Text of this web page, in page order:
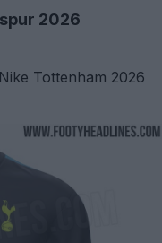
2026
Tottenham 2026